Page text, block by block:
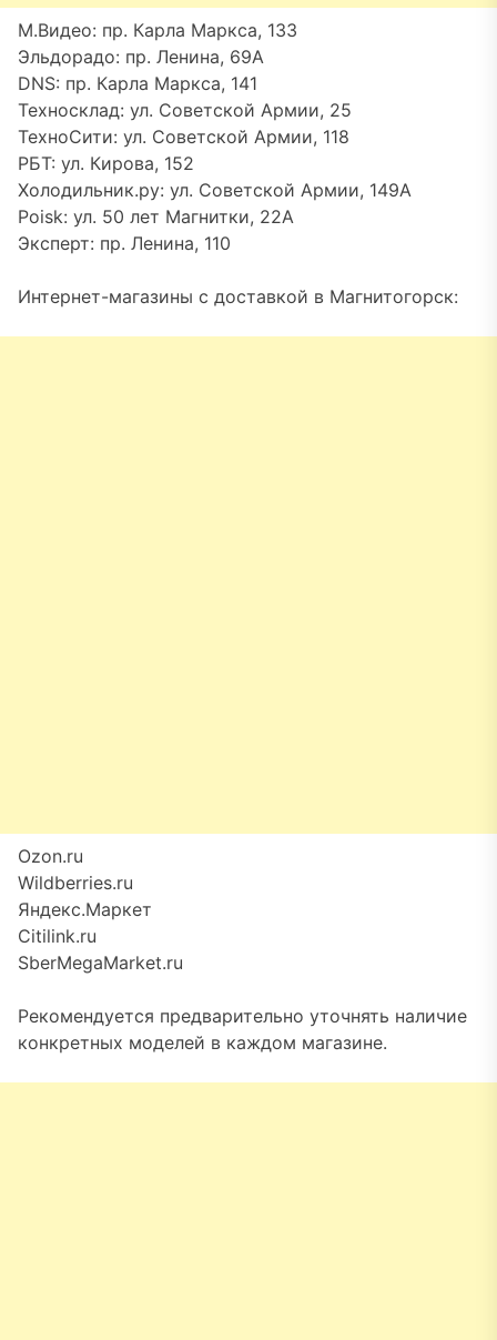
М.Видео: пр. Карла Маркса, 133
Эльдорадо: пр. Ленина, 69А
DNS: пр. Карла Маркса, 141
Техносклад: ул. Советской Армии, 25
ТехноСити: ул. Советской Армии, 118
РБТ: ул. Кирова, 152
Холодильник.ру: ул. Советской Армии, 149А
Poisk: ул. 50 лет Магнитки, 22А
Эксперт: пр. Ленина, 110
Интернет-магазины с доставкой в Магнитогорск:
Ozon.ru
Wildberries.ru
Яндекс.Маркет
Citilink.ru
SberMegaMarket.ru
Рекомендуется предварительно уточнять наличие
конкретных моделей в каждом магазине.